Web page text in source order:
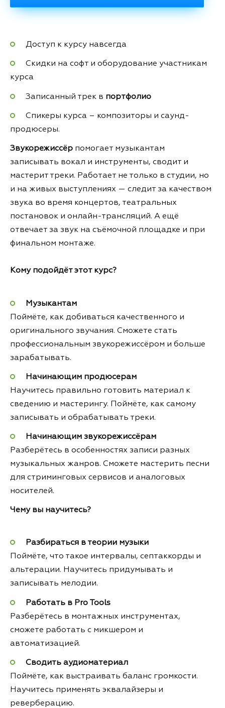
Доступ к курсу навсегда
Скидки на софт и оборудование участникам
курса
Записанный трек в портфолио
Спикеры курса – композиторы и саунд-
продюсеры.
Звукорежиссёр помогает музыкантам
записывать вокал и инструменты, сводит и
мастерит треки. Работает не только в студии, но
и на живых выступлениях — следит за качеством
звука во время концертов, театральных
постановок и онлайн-трансляций. А ещё
отвечает за звук на съёмочной площадке и при
финальном монтаже.
Кому подойдёт этот курс?
Музыкантам
Поймёте, как добиваться качественного и
оригинального звучания. Сможете стать
профессиональным звукорежиссёром и больше
зарабатывать.
Начинающим продюсерам
Научитесь правильно готовить материал к
сведению и мастерингу. Поймёте, как самому
записывать и обрабатывать треки.
Начинающим звукорежиссёрам
Разберётесь в особенностях записи разных
музыкальных жанров. Сможете мастерить песни
для стриминговых сервисов и аналоговых
носителей.
Чему вы научитесь?
Разбираться в теории музыки
Поймёте, что такое интервалы, септаккорды и
альтерации. Научитесь придумывать и
записывать мелодии.
Работать в Pro Tools
Разберётесь в монтажных инструментах,
сможете работать с микшером и
автоматизацией.
Сводить аудиоматериал
Поймёте, как выстраивать баланс громкости.
Научитесь применять эквалайзеры и
реверберацию.